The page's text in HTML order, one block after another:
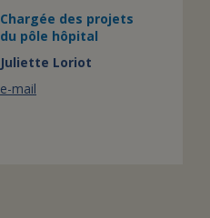
Chargée des projets
du pôle hôpital
Juliette Loriot
e-mail